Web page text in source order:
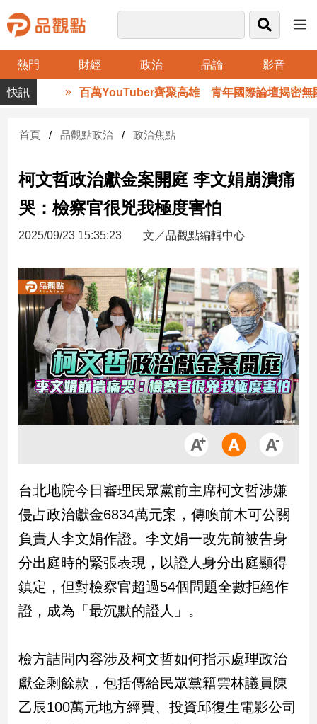
熱門 財經 政治 品論 影音
品
觀
財
台
財
新
產
經/
股
市
品
政
治
政
治
焦
品
觀
調
國
會
焦
百萬YouTuber齊聚高雄 青年國際論壇揭密無國
首頁 品觀點政治 政治焦點
柯文哲政治獻金案開庭 李文娟崩潰痛
哭：檢察官很兇我極度害怕
2025/09/23 15:35:23 文／品觀點編輯中心
台北地院今日審理民眾黨前主席柯文哲涉嫌
侵占政治獻金6834萬元案，傳喚前木可公關
負責人李文娟作證。李文娟一改先前被告身
分出庭時的緊張表現，以證人身分出庭顯得
鎮定，但對檢察官超過54個問題全數拒絕作
證，成為「最沉默的證人」。
檢方詰問內容涉及柯文哲如何指示處理政治
獻金剩餘款，包括傳給民眾黨籍雲林議員陳
乙辰100萬元地方經費、投資邱復生電影公司